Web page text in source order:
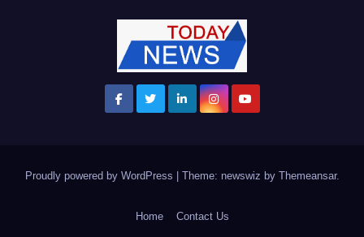
Proudly powered by WordPress Theme: newswiz by Themeansar.
Home Contact Us